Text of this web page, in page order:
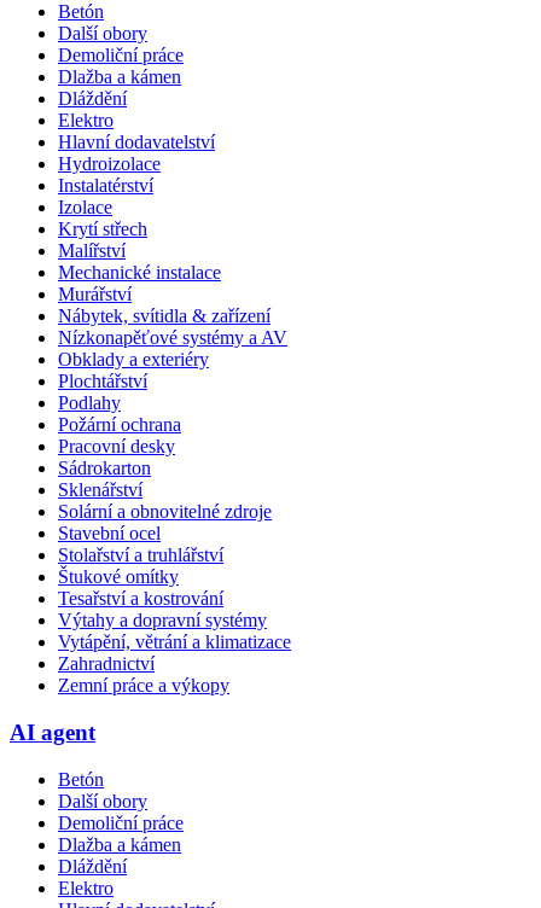
Betón
Další obory
Demoliční práce
Dlažba a kámen
Dláždění
Elektro
Hlavní dodavatelství
Hydroizolace
Instalatérství
Izolace
Krytí střech
Malířství
Mechanické instalace
Murářství
Nábytek, svítidla & zařízení
Nízkonapěťové systémy a AV
Obklady a exteriéry
Plochtářství
Podlahy
Požární ochrana
Pracovní desky
Sádrokarton
Sklenářství
Solární a obnovitelné zdroje
Stavební ocel
Stolařství a truhlářství
Štukové omítky
Tesařství a kostrování
Výtahy a dopravní systémy
Vytápění, větrání a klimatizace
Zahradnictví
Zemní práce a výkopy
AI agent
Betón
Další obory
Demoliční práce
Dlažba a kámen
Dláždění
Elektro